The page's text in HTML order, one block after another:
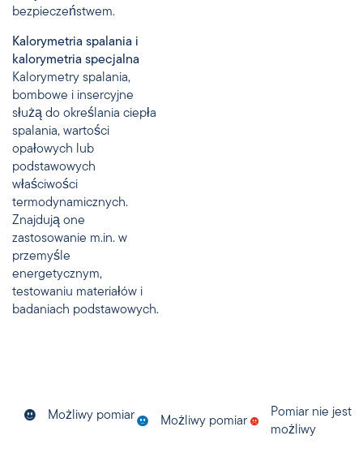
bezpieczeństwem.
Kalorymetria spalania i
kalorymetria specjalna
Kalorymetry spalania,
bombowe i insercyjne
służą do określania ciepła
spalania, wartości
opałowych lub
podstawowych
właściwości
termodynamicznych.
Znajdują one
zastosowanie m.in. w
przemyśle
energetycznym,
testowaniu materiałów i
badaniach podstawowych.
Możliwy pomiar Możliwy pomiar
Pomiar nie jest
możliwy